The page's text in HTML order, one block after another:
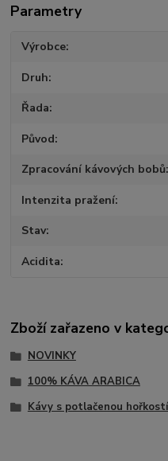
Parametry
Výrobce
Druh
Řada
Původ
Zpracování kávových bobů
Intenzita pražení
Stav
Acidita
Zboží zařazeno v
NOVINKY
100% KÁVA ARABICA
Kávy s potlačenou hořkostí